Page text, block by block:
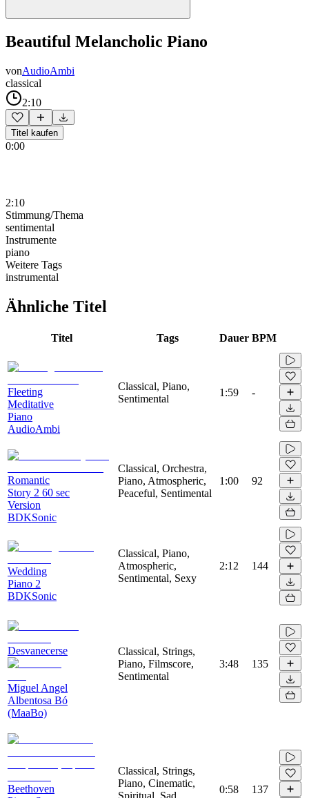
Beautiful Melancholic Piano
vonAudioAmbi
classical
2:10
Titel kaufen
0:00
2:10
Stimmung/Thema
sentimental
Instrumente
piano
Weitere Tags
instrumental
Ähnliche Titel
Titel Tags Dauer BPM
Fleeting
Meditative
Piano
AudioAmbi
Classical, Piano,
Sentimental
1:59 -
Romantic
Story 2 60 sec
Version
BDKSonic
Classical, Orchestra,
Piano, Atmospheric,
Peaceful, Sentimental
1:00 92
Wedding
Piano 2
BDKSonic
Classical, Piano,
Atmospheric,
Sentimental, Sexy
2:12 144
Desvanecerse
Miguel Angel
Albentosa Bó
(MaaBo)
Classical, Strings,
Piano, Filmscore,
Sentimental
3:48 135
Beethoven
Classical, Strings,
Piano, Cinematic,
Spiritual, Sad,
0:58 137